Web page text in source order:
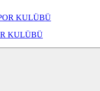
KULÜBÜ